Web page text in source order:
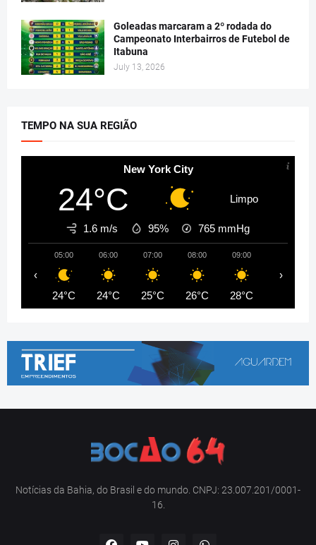
Goleadas marcaram a 2º rodada do
Campeonato Interbairros de Futebol de
Itabuna
July 13, 2026
TEMPO NA SUA REGIÃO
New York City
24°C Limpo
1.6 m/s 95% 765 mmHg
05:00
24°C
06:00
24°C
07:00
25°C
08:00
26°C
09:00
28°C
‹ ›
Notícias da Bahia, do Brasil e do mundo. CNPJ: 23.007.201/0001-
16.